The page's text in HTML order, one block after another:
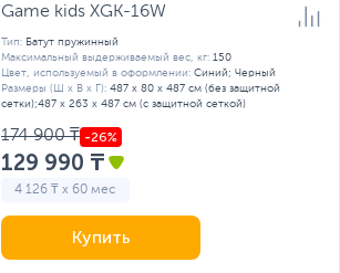
Game kids XGK-16W
Тип: Батут пружинный
Максимальный выдерживаемый вес, кг: 150
Цвет, используемый в оформлении: Синий; Черный
Размеры (Ш х В х Г): 487 х 80 х 487 см (без защитной
сетки);487 х 263 х 487 см (с защитной сеткой)
174 900 ₸
129 990 ₸
4 126 ₸ x 60 мес
Купить